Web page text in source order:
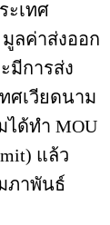
ะเทศ
มูลค่าส่งออก
มีการส่ง
ศเวียดนาม
ได้ทำ MOU
แล้ว
ภาพันธ์